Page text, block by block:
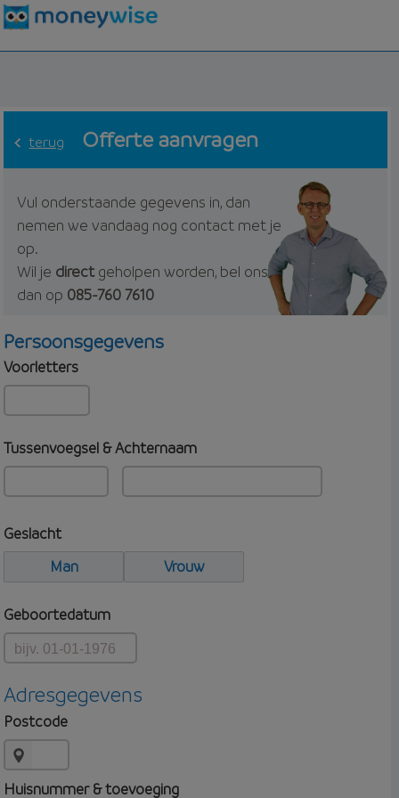
terug Offerte aanvragen
Vul onderstaande gegevens in, dan
nemen we vandaag nog contact met je
op.
Wil je directgeholpen worden, bel ons
dan op 085-760 7610
Persoonsgegevens
Voorletters
Tussenvoegsel & Achternaam
Geslacht
Man
Vrouw
Geboortedatum
Adresgegevens
Postcode
Huisnummer & toevoeging